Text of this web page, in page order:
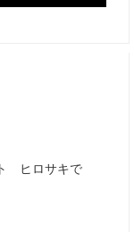
ヒロサキで